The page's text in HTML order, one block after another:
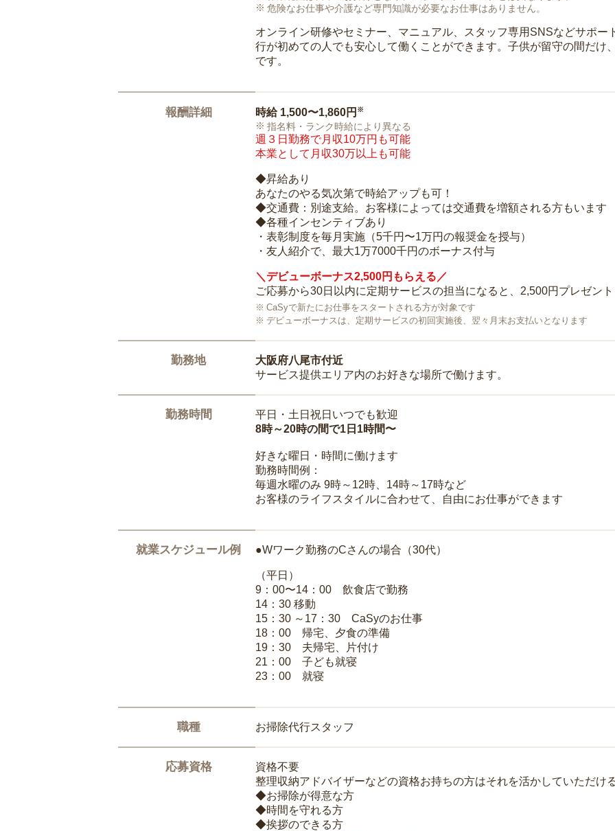
危険なお仕事や介護など専門知識が必要なお仕事はありません。
オンライン研修やセミナー、マニュアル、スタッフ専用SNSなどサポー
行が初めての人でも安心して働くことができます。子供が留守の間だけ
です。
報酬詳細 時給 1,500〜1,860円 ※
指名料・ランク時給により異なる
週３日勤務で月収10万円も可能
本業として月収30万以上も可能
◆昇給あり
あなたのやる気次第で時給アップも可！
◆交通費：別途支給。お客様によっては交通費を増額される方もいます
◆各種インセンティブあり
・表彰制度を毎月実施（5千円〜1万円の報奨金を授与）
・友人紹介で、最大1万7000千円のボーナス付与
＼デビューボーナス2,500円もらえる／
ご応募から30日以内に定期サービスの担当になると、2,500円プレゼント
CaSyで新たにお仕事をスタートされる方が対象です
デビューボーナスは、定期サービスの初回実施後、翌々月末お支払いとなります
勤務地
大阪府八尾市付近
サービス提供エリア内のお好きな場所で働けます。
勤務時間
平日・土日祝日いつでも歓迎
8時～20時の間で1日1時間〜
好きな曜日・時間に働けます
勤務時間例：
毎週水曜のみ 9時～12時、14時～17時など
お客様のライフスタイルに合わせて、自由にお仕事ができます
就業スケジュール例 ●Wワーク勤務のCさんの場合（30代）
（平日）
9：00〜14：00 飲食店で勤務
14：30 移動
15：30 ～17：30 CaSyのお仕事
18：00 帰宅、夕食の準備
19：30 夫帰宅、片付け
21：00 子ども就寝
23：00 就寝
職種 お掃除代行スタッフ
応募資格
資格不要
整理収納アドバイザーなどの資格お持ちの方はそれを活かしていただけ
◆お掃除が得意な方
◆時間を守れる方
◆挨拶のできる方